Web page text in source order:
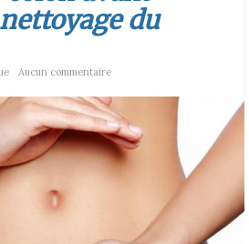
du
Aucun commentaire